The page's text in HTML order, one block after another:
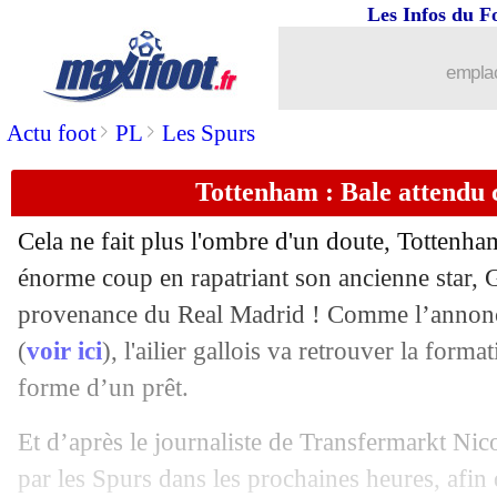
Actu foot> PL > Les Spurs
Les Infos du
Tottenham : Bale attendu
Cela ne fait plus l'ombre d'un doute,
énorme coup en rapatriant son ancienne star,
provenance du Real Madrid ! Comme
(voir ici), l'ailier gallois va retrouver la
forme d’un prêt.
Et d’après le journaliste de Transfermarkt
par les Spurs dans les prochaines heures,
Miami : Higuain, c'est signé !
18/09 L1: Canal+ attaque en justice
: Simakan plaît à Lyon et
18/09 Inter: 3 joueurs poussés vers la sortie
18/09 Leverkusen: Diaby récompensé par
18/09 Nice : Lees-Melou prolonge (officiel)
18/09 Roma: un prêt payant pour Milik
Liverpool : Klopp se penche sur